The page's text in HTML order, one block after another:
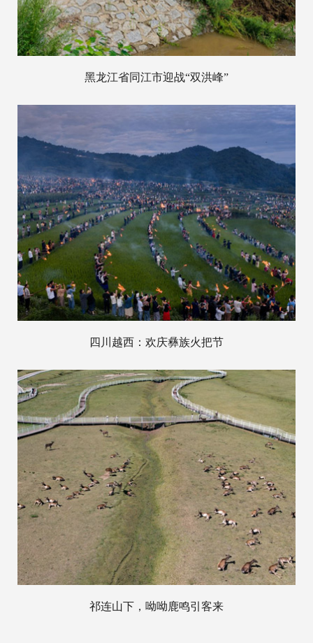
黑龙江省同江市迎战“双洪峰”
四川越西：欢庆彝族火把节
祁连山下，呦呦鹿鸣引客来